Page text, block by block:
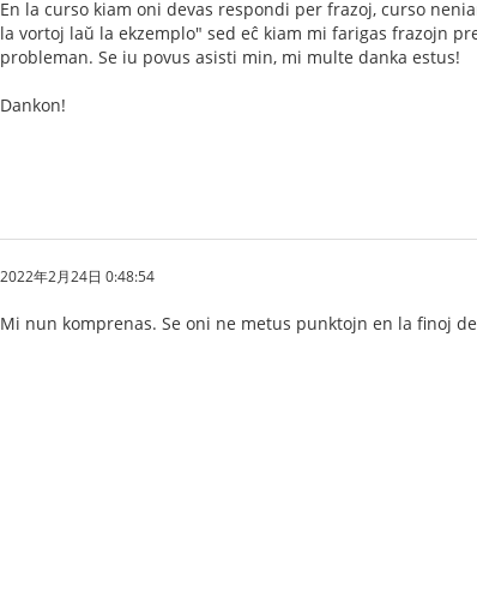
En la curso kiam oni devas respondi per frazoj, curso
la vortoj laŭ la ekzemplo" sed eĉ kiam mi farigas frazojn
probleman. Se iu povus asisti min, mi multe danka estus!
Dankon!
2022年2月24日 0:48:54
Mi nun komprenas. Se oni ne metus punktojn en la finoj